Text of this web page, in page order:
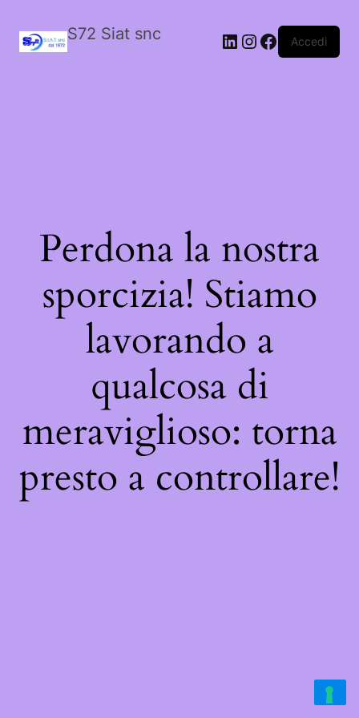
S72 Siat snc LinkedIn
Instagram
Facebook
Accedi
Perdona la nostra
sporcizia! Stiamo
lavorando a
qualcosa di
meraviglioso: torna
presto a controllare!